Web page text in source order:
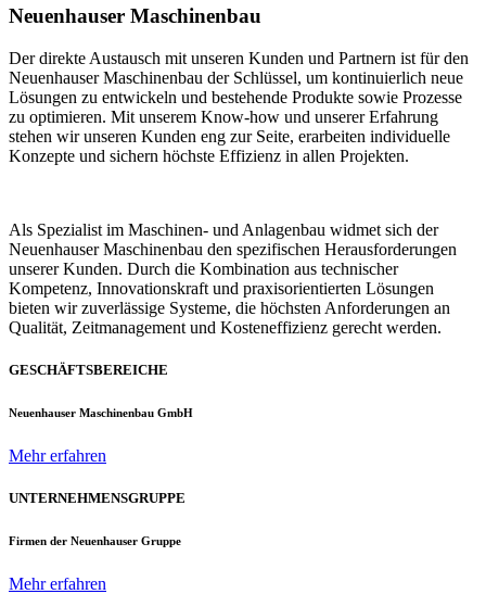
Neuenhauser Maschinenbau
Der direkte Austausch mit unseren Kunden und Partnern ist für den
Neuenhauser Maschinenbau der Schlüssel, um kontinuierlich neue
Lösungen zu entwickeln und bestehende Produkte sowie Prozesse
zu optimieren. Mit unserem Know-how und unserer Erfahrung
stehen wir unseren Kunden eng zur Seite, erarbeiten individuelle
Konzepte und sichern höchste Effizienz in allen Projekten.
Als Spezialist im Maschinen- und Anlagenbau widmet sich der
Neuenhauser Maschinenbau den spezifischen Herausforderungen
unserer Kunden. Durch die Kombination aus technischer
Kompetenz, Innovationskraft und praxisorientierten Lösungen
bieten wir zuverlässige Systeme, die höchsten Anforderungen an
Qualität, Zeitmanagement und Kosteneffizienz gerecht werden.
GESCHÄFTSBEREICHE
Neuenhauser Maschinenbau GmbH
Mehr erfahren
UNTERNEHMENSGRUPPE
Firmen der Neuenhauser Gruppe
Mehr erfahren